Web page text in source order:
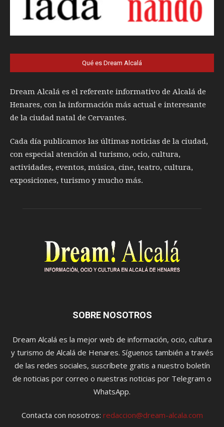
Qué es Dream Alcalá
Dream Alcalá es el referente informativo de Alcalá de
Henares, con la información más actual e interesante
de la ciudad natal de Cervantes.
Cada día publicamos las últimas noticias de la ciudad,
con especial atención al turismo, ocio, cultura,
actividades, eventos, música, cine, teatro, cultura,
exposiciones, turismo y mucho más.
SOBRE NOSOTROS
Dream Alcalá es la mejor web de información, ocio, cultura
y turismo de Alcalá de Henares. Síguenos también a través
de las redes sociales, suscríbete gratis a nuestro boletín
de noticias por correo o nuestras noticias por Telegram o
WhatsApp.
Contacta con nosotros: redaccion@dream-alcala.com